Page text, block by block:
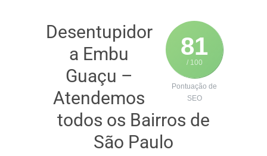
81
/ 100
Pontuação de
SEO
Desentupidor
a Embu
Guaçu –
Atendemos
todos os Bairros de
São Paulo